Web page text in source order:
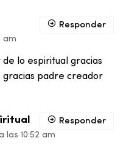
am
lo espiritual gracias
gracias padre creador
Responder
las 10:52 am
Responder